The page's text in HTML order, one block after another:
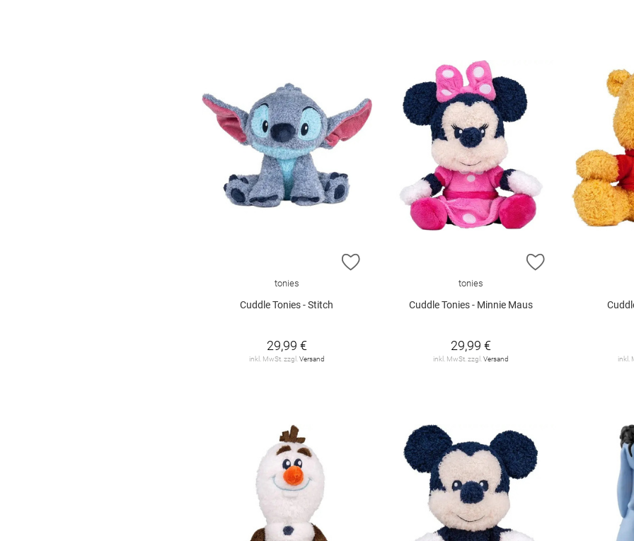
ZUR WUNSCHLISTE HINZUFÜGEN
tonies
Cuddle Tonies - Stitch
29,99 €
inkl. MwSt. zzgl. Versand
ZUR
tonies
Cuddle Tonies - Minnie Maus
29,99 €
inkl. MwSt. zzgl.Versand inkl.